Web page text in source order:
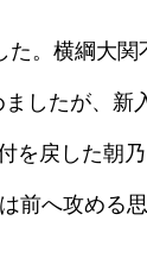
た。横綱大関
したが、新
を戻した朝乃
前へ攻める